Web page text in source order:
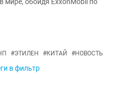
#ЭТИЛЕН #КИТАЙ #НОВОСТЬ
в фильтр